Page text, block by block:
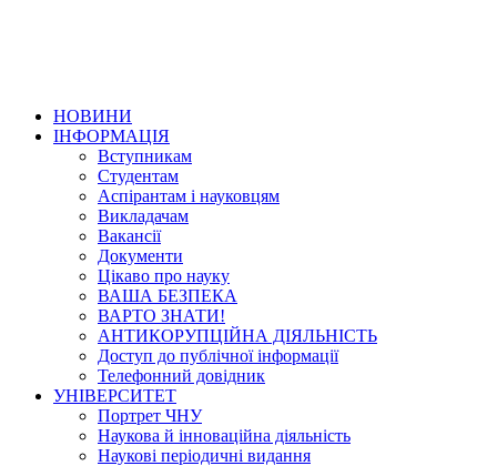
НОВИНИ
ІНФОРМАЦІЯ
Вступникам
Студентам
Аспірантам і науковцям
Викладачам
Вакансії
Документи
Цікаво про науку
ВАША БЕЗПЕКА
ВАРТО ЗНАТИ!
АНТИКОРУПЦІЙНА ДІЯЛЬНІСТЬ
Доступ до публічної інформації
Телефонний довідник
УНІВЕРСИТЕТ
Портрет ЧНУ
Наукова й інноваційна діяльність
Наукові періодичні видання